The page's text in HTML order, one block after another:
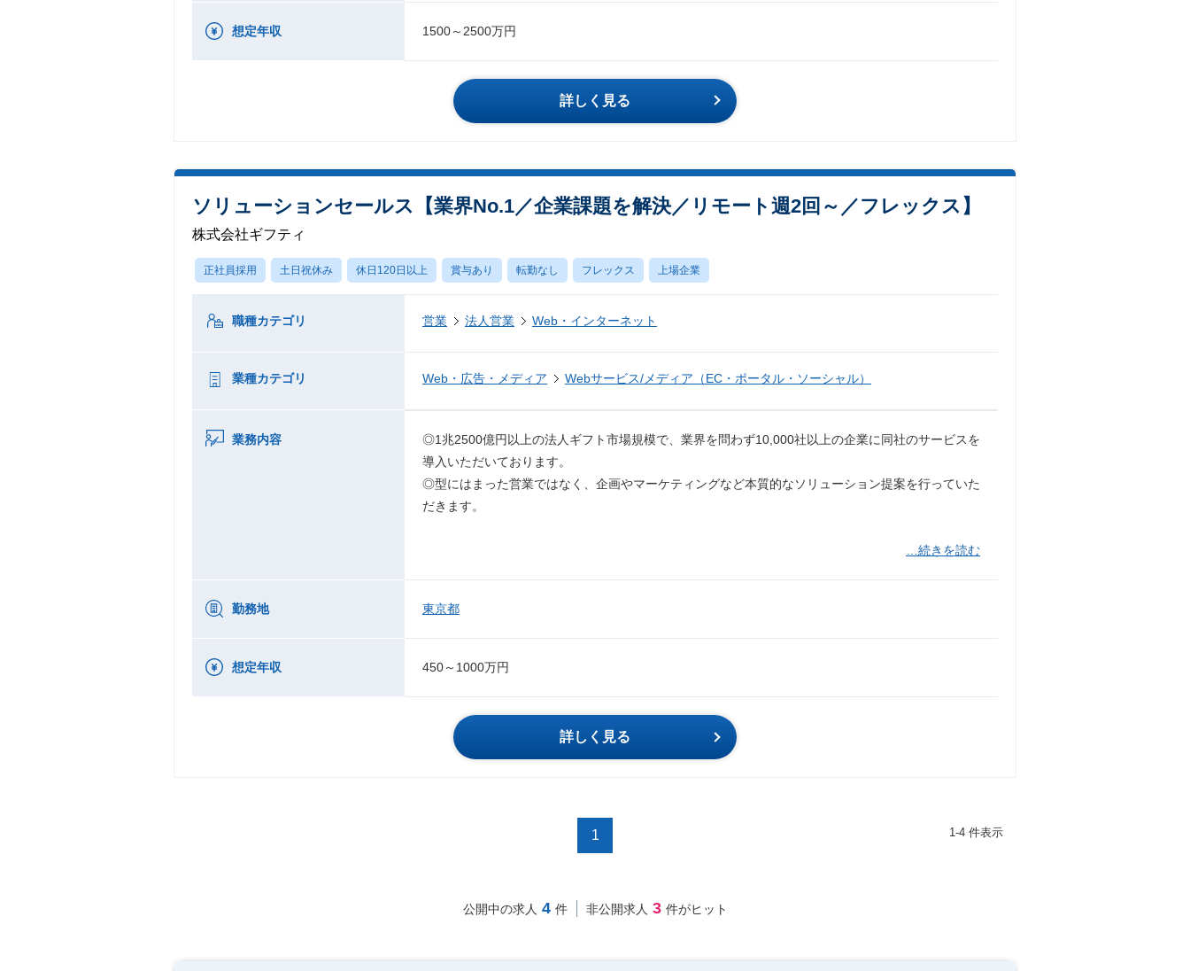
想定年収 1500～2500万円
詳しく見る
ソリューションセールス【業界No.1／企業課題を解決／リモート週2回～／フレックス】
株式会社ギフティ
正社員採用 土日祝休み 休日120日以上 賞与あり 転勤なし フレックス 上場企業
職種カテゴリ 営業 法人営業 Web・インターネット
業種カテゴリ Web・広告・メディア Webサービス/メディア（EC・ポータル・ソーシャル）
業務内容
◎1兆2500億円以上の法人ギフト市場規模で、業界を問わず10,000社以上の企業に同社のサービスを
導入いただいております。
◎型にはまった営業ではなく、企画やマーケティングなど本質的なソリューション提案を行っていた
だきます。
…続きを読む
勤務地 東京都
想定年収 450～1000万円
詳しく見る
1 1-4 件表示
公開中の求人 4 件 非公開求人 3 件がヒット